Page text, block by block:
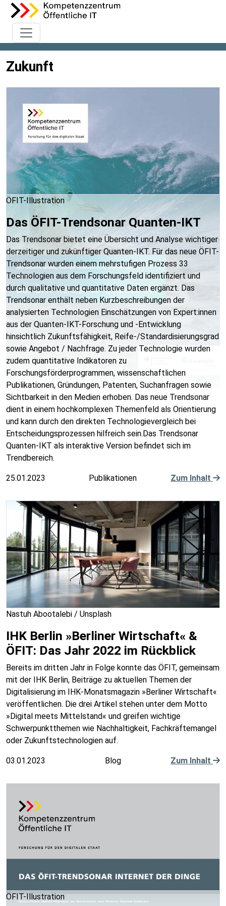
Zukunft
ÖFIT-Illustration
Das ÖFIT-Trendsonar Quanten-IKT
Das Trendsonar bietet eine Übersicht und Analyse wichtiger
derzeitiger und zukünftiger Quanten-IKT. Für das neue ÖFIT-
Trendsonar wurden einem mehrstufigen Prozess 33
Technologien aus dem Forschungsfeld identifiziert und
durch qualitative und quantitative Daten ergänzt. Das
Trendsonar enthält neben Kurzbeschreibungen der
analysierten Technologien Einschätzungen von Expert:innen
aus der Quanten-IKT-Forschung und -Entwicklung
hinsichtlich Zukunftsfähigkeit, Reife-/Standardisierungsgrad
sowie Angebot / Nachfrage. Zu jeder Technologie wurden
zudem quantitative Indikatoren zu
Forschungsförderprogrammen, wissenschaftlichen
Publikationen, Gründungen, Patenten, Suchanfragen sowie
Sichtbarkeit in den Medien erhoben. Das neue Trendsonar
dient in einem hochkomplexen Themenfeld als Orientierung
und kann durch den direkten Technologievergleich bei
Entscheidungsprozessen hilfreich sein.Das Trendsonar
Quanten-IKT als interaktive Version befindet sich im
Trendbereich.
25.01.2023 Publikationen Zum Inhalt
Nastuh Abootalebi / Unsplash
IHK Berlin »Berliner Wirtschaft« &
ÖFIT: Das Jahr 2022 im Rückblick
Bereits im dritten Jahr in Folge konnte das ÖFIT, gemeinsam
mit der IHK Berlin, Beiträge zu aktuellen Themen der
Digitalisierung im IHK-Monatsmagazin »Berliner Wirtschaft«
veröffentlichen. Die drei Artikel stehen unter dem Motto
»Digital meets Mittelstand« und greifen wichtige
Schwerpunktthemen wie Nachhaltigkeit, Fachkräftemangel
oder Zukunftstechnologien auf.
03.01.2023 Blog Zum Inhalt
ÖFIT-Illustration